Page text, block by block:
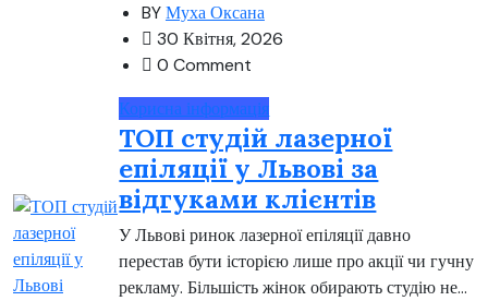
BYМуха Оксана
30 Квітня, 2026
0 Comment
Корисна інформація
ТОП студій лазерної
епіляції у Львові за
відгуками клієнтів
У Львові ринок лазерної епіляції давно
перестав бути історією лише про акції чи гучну
рекламу. Більшість жінок обирають студію не...